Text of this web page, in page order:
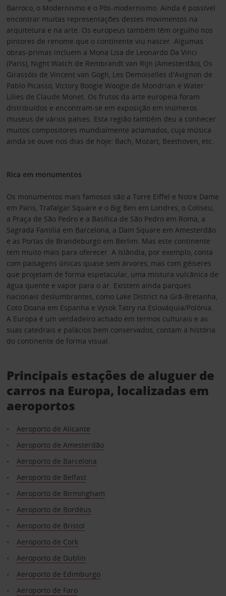
Barroco, o Modernismo e o Pós-modernismo. Ainda é possível
encontrar muitas representações destes movimentos na
arquitetura e na arte. Os europeus também têm orgulho nos
pintores de renome que o continente viu nascer. Algumas
obras-primas incluem a Mona Lisa de Leonardo Da Vinci
(Paris), Night Watch de Rembrandt van Rijn (Amesterdão), Os
Girassóis de Vincent van Gogh, Les Demoiselles d'Avignon de
Pablo Picasso, Victory Boogie Woogie de Mondrian e Water
Lilies de Claude Monet. Os frutos da arte europeia foram
distribuídos e encontram-se em exposição em inúmeros
museus de vários países. Esta região também deu a conhecer
muitos compositores mundialmente aclamados, cuja música
ainda se ouve nos dias de hoje: Bach, Mozart, Beethoven, etc.
Rica em monumentos
Os monumentos mais famosos são a Torre Eiffel e Notre Dame
em Paris, Trafalgar Square e o Big Ben em Londres, o Coliseu,
a Praça de São Pedro e a Basílica de São Pedro em Roma, a
Sagrada Família em Barcelona, a Dam Square em Amesterdão
e as Portas de Brandeburgo em Berlim. Mas este continente
tem muito mais para oferecer. A Islândia, por exemplo, conta
com paisagens únicas quase sem árvores, mas com géiseres
que projetam de forma espetacular, uma mistura vulcânica de
água quente e vapor para o ar. Existem ainda parques
nacionais deslumbrantes, como Lake District na Grã-Bretanha,
Coto Doana em Espanha e Vysok Tatry na Eslováquia/Polónia.
A Europa é um verdadeiro achado em termos culturais e as
suas catedrais e palácios bem conservados, contam a história
do continente de forma visual.
Principais estações de aluguer de
carros na Europa, localizadas em
aeroportos
Aeroporto de Alicante
Aeroporto de Amesterdão
Aeroporto de Barcelona
Aeroporto de Belfast
Aeroporto de Birmingham
Aeroporto de Bordéus
Aeroporto de Bristol
Aeroporto de Cork
Aeroporto de Dublin
Aeroporto de Edimburgo
Aeroporto de Faro